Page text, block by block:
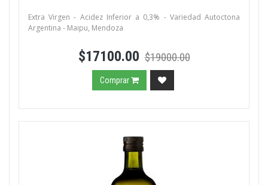
Extra Virgen - Acidez Inferior a 0,3% - Variedad Autoctona
Argentina - Maipu, Mendoza
$17100.00 $19000.00
Comprar